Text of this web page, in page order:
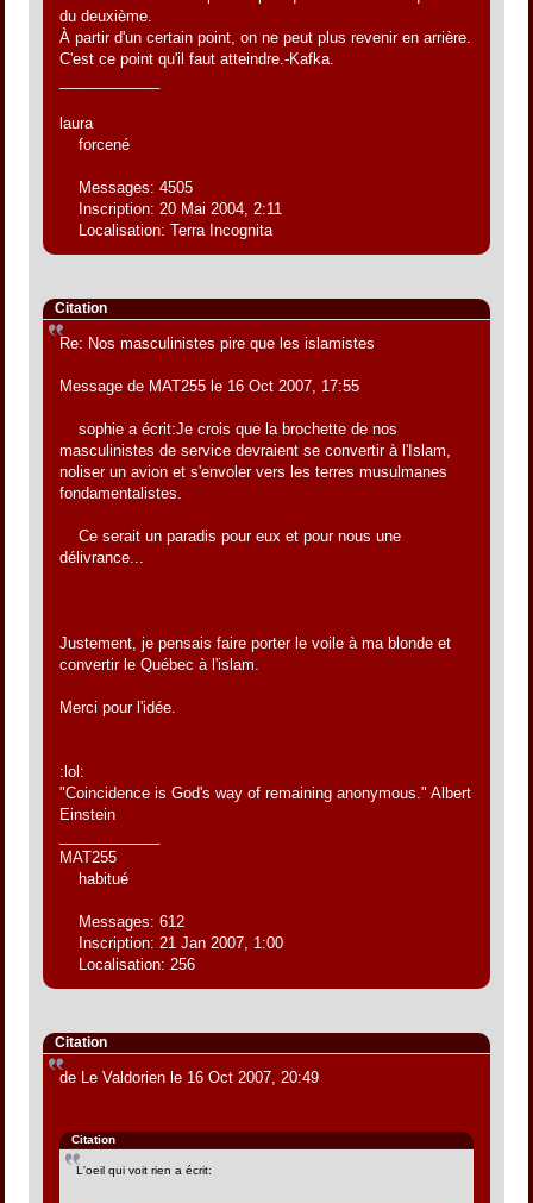
du deuxième.
À partir d'un certain point, on ne peut plus revenir en arrière.
C'est ce point qu'il faut atteindre.-Kafka.
laura
forcené
Messages: 4505
Inscription: 20 Mai 2004, 2:11
Localisation: Terra Incognita
Citation
Re: Nos masculinistes pire que les islamistes
Message de MAT255 le 16 Oct 2007, 17:55
sophie a écrit:Je crois que la brochette de nos
masculinistes de service devraient se convertir à l'Islam,
noliser un avion et s'envoler vers les terres musulmanes
fondamentalistes.
Ce serait un paradis pour eux et pour nous une
délivrance...
Justement, je pensais faire porter le voile à ma blonde et
convertir le Québec à l'islam.
Merci pour l'idée.
:lol:
"Coincidence is God's way of remaining anonymous." Albert
Einstein
MAT255
habitué
Messages: 612
Inscription: 21 Jan 2007, 1:00
Localisation: 256
Citation
de Le Valdorien le 16 Oct 2007, 20:49
Citation
L'oeil qui voit rien a écrit: